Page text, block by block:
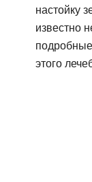
настойку
известно
этого